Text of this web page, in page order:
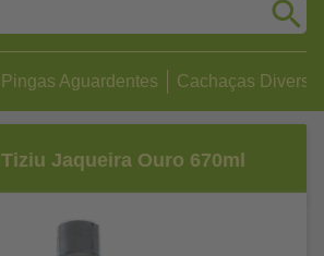
Aguardentes Cachaças
Jaqueira Ouro 670ml